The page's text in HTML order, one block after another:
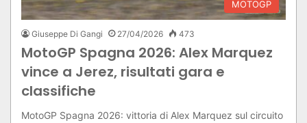
MOTOGP
Giuseppe Di Gangi 27/04/2026 473
MotoGP Spagna 2026: Alex Marquez
vince a Jerez, risultati gara e
classifiche
MotoGP Spagna 2026: vittoria di Alex Marquez sul circuito